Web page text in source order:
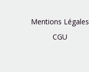
Mentions Légales
CGU